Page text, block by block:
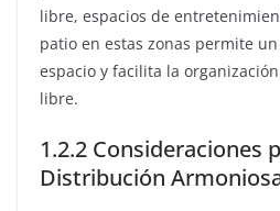
libre, espacios de
patio en estas zonas permite
espacio y facilita la
libre.
1.2.2 Consideraciones
Distribución